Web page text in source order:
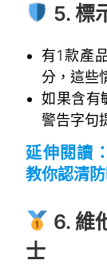
5. 標
有1款產
分，這些
如果含有
警告字句
延伸閱讀：
教你認清
6. 維
士